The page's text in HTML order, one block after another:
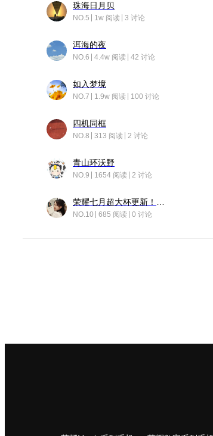
珠海日月贝
NO.5 1w 阅读 3 讨论
洱海的夜
NO.6 4.4w 阅读 42 讨论
如入梦境
NO.7 1.9w 阅读 100 讨论
四机同框
NO.8 313 阅读 2 讨论
青山环沃野
NO.9 1654 阅读 2 讨论
NO.10 685 阅读 0 讨论